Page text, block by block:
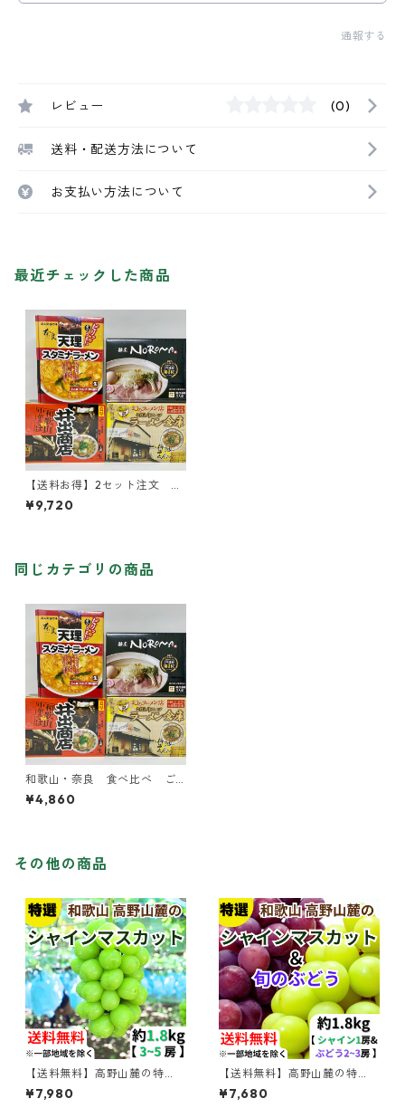
通報する
レビュー (0)
送料・配送方法について
お支払い方法について
最近チェックした商品
【送料お得】2セット注文 和
歌山・奈良 食べ比べ ご当
地ラーメンセット 24食（4
¥9,720
同じカテゴリの商品
和歌山・奈良 食べ比べ ご
当地ラーメンセット 12食（4
種×各3食）
¥4,860
その他の商品
【送料無料】高野山麓の特
選 シャインマスカット 約1.8
kg 【和歌山ぶどう】
¥7,980
【送料無料】高野山麓の特
選 シャインマスカット＆旬
のぶどう セット 約1.8kg 【和
¥7,680